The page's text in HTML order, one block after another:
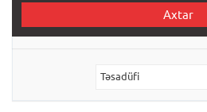
Axtar
Təsadüfi